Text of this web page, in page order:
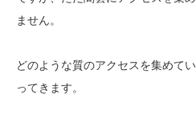
ません。
どのような質のアクセスを集めて
ってきます。